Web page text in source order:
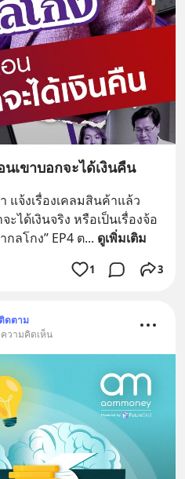
นเขาบอกจะได้เงินคืน
แจ้งเรื่องเคลมสินค้าแล้ว
ได้เงินจริง หรือเป็นเรื่องจ้อ
กลโกง” EP4 ต... ดูเพิ่มเติม
1 3
ติดตาม
ความคิดเห็น